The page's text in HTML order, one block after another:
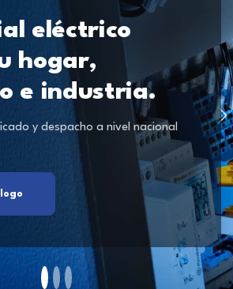
eléctrico
hogar,
e industria.
y despacho a nivel nacional